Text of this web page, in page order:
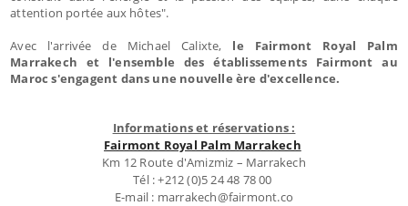
attention portée aux hôtes".
Avec l'arrivée de Michael Calixte, le Fairmont Royal Palm
Marrakech et l'ensemble des établissements Fairmont au
Maroc s'engagent dans une nouvelle ère d'excellence.
Informations et réservations :
Fairmont Royal Palm Marrakech
Km 12 Route d'Amizmiz – Marrakech
Tél : +212 (0)5 24 48 78 00
E-mail : marrakech@fairmont.co